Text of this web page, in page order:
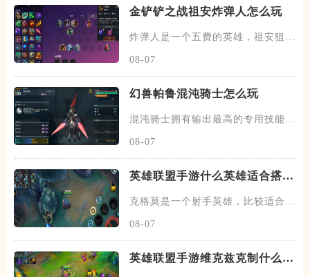
金铲铲之战祖安炸弹人怎么玩
炸弹人是一个五费的英雄，祖安狙神
08-07
幻兽帕鲁混沌骑士怎么玩
混沌骑士拥有输出最高的专用技能双
08-07
英雄联盟手游什么英雄适合搭配
克格莫是一个射手英雄，比较适合走
08-07
英雄联盟手游维克兹克制什么英